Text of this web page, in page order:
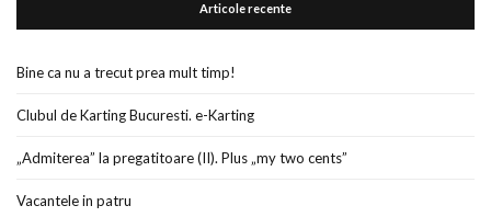
Articole recente
Bine ca nu a trecut prea mult timp!
Clubul de Karting Bucuresti. e-Karting
„Admiterea” la pregatitoare (II). Plus „my two cents”
Vacantele in patru